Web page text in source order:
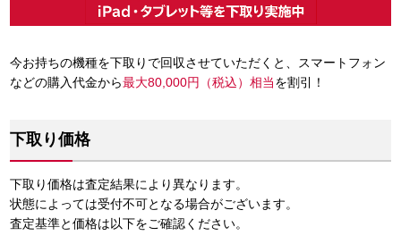
今お持ちの機種を下取りで回収させていただくと、スマートフォン
などの購入代金から最大80,000円（税込）相当を割引！
下取り価格
下取り価格は査定結果により異なります。
状態によっては受付不可となる場合がございます。
査定基準と価格は以下をご確認ください。